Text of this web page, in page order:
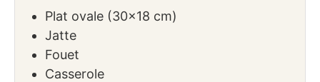
Plat ovale (30×18 cm)
Jatte
Fouet
Casserole